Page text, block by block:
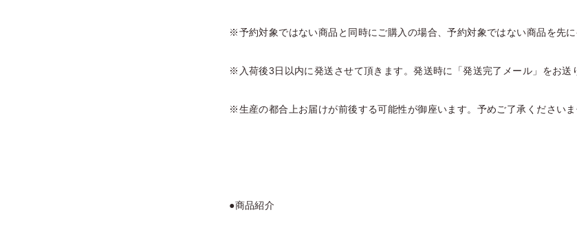
※予約対象ではない商品と同時にご購入の場合、予約対象ではない商品を先に
※入荷後3日以内に発送させて頂きます。発送時に「発送完了メール」をお送
※生産の都合上お届けが前後する可能性が御座います。予めご了承くださいま
●商品紹介